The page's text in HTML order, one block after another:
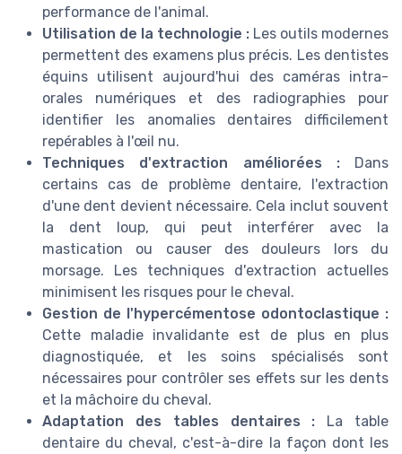
performance de l'animal.
Utilisation de la technologie : Les outils modernes
permettent des examens plus précis. Les dentistes
équins utilisent aujourd'hui des caméras intra-
orales numériques et des radiographies pour
identifier les anomalies dentaires difficilement
repérables à l'œil nu.
Techniques d'extraction améliorées :Dans
certains cas de problème dentaire, l'extraction
d'une dent devient nécessaire. Cela inclut souvent
la dent loup, qui peut interférer avec la
mastication ou causer des douleurs lors du
morsage. Les techniques d'extraction actuelles
minimisent les risques pour le cheval.
Gestion de l'hypercémentose odontoclastique :
Cette maladie invalidante est de plus en plus
diagnostiquée, et les soins spécialisés sont
nécessaires pour contrôler ses effets sur les dents
et la mâchoire du cheval.
Adaptation des tables dentaires : La table
dentaire du cheval, c'est-à-dire la façon dont les